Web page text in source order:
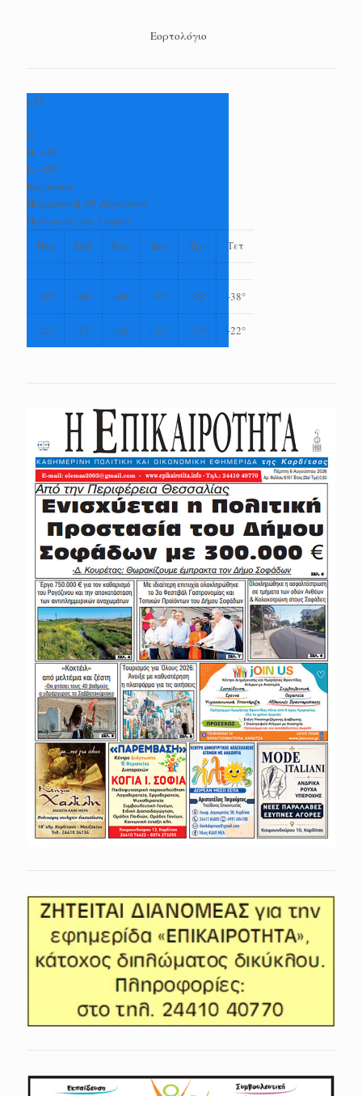
Εορτολόγιο
+35
°
C
H: +39°
L: +25°
Καρδίτσα
Παρασκευή, 07 Αύγουστος
Πρόγνωση για 7 μέρες
Πεμ
Σαβ Κυρ Δευ Τρι Τετ
+36° +40° +40° +37° +38° +38°
+25° +27° +26° +25° +23° +22°